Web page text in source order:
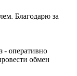
Благодарю за
- оперативно
обмен